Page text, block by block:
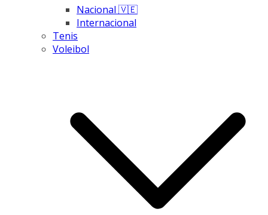
Nacional 🇻🇪
Internacional
Tenis
Voleibol